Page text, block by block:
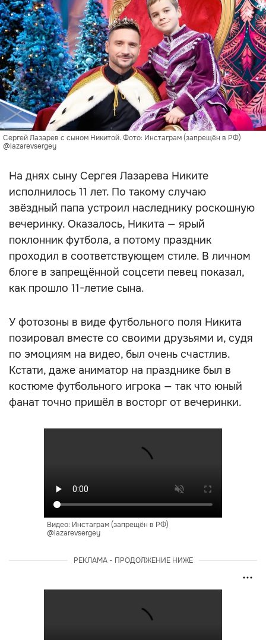
Сергей Лазарев с сыном Никитой. Фото: Инстаграм (запрещён в РФ)
@lazarevsergey
На днях сыну Сергея Лазарева Никите
исполнилось 11 лет. По такому случаю
звёздный папа устроил наследнику роскошную
вечеринку. Оказалось, Никита — ярый
поклонник футбола, а потому праздник
проходил в соответствующем стиле. В личном
блоге в запрещённой соцсети певец показал,
как прошло 11-летие сына.
У фотозоны в виде футбольного поля Никита
позировал вместе со своими друзьями и, судя
по эмоциям на видео, был очень счастлив.
Кстати, даже аниматор на празднике был в
костюме футбольного игрока — так что юный
фанат точно пришёл в восторг от вечеринки.
Видео: Инстаграм (запрещён в РФ)
@lazarevsergey
РЕКЛАМА - ПРОДОЛЖЕНИЕ НИЖЕ